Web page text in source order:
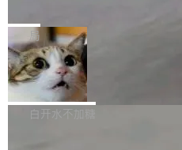
库的竞争和爆炸半径问题在设计
了。 闲置的 cell 会休眠到几乎不
l 迁移或唤醒时，新宿主从 S3 恢
库继续执行。存储库是持久化的唯
Fold8 / Z Flip8）外，其余要么是
例如iQOO Z11i、REDMI Note
te 17 Pro、OPPO K15，要么是
样的次旗舰。 Galaxy Z Fold8
Z Flip8三款折叠屏新机均在7月22
部搭载骁龙8 Elite Gen5 for
Zed 编辑器团队发布了新项目
个在 git commit 之间记录每一次
本控制系统。目前处于 Early
ltaDB 的核心思路直接写在
眼的位置：「Software is made
mits」——软件是在 commit 之间
局
SpaceXAI 单季资本开支达 183
根据风险投资人Tomer Tunguz 博
析）披露的最新分析与第二季度业
白开水不加糖